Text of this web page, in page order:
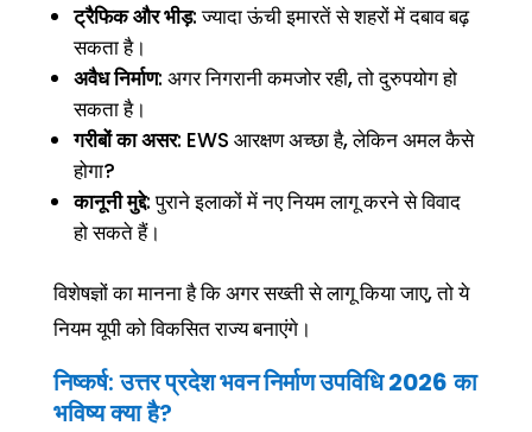
ट्रैफिक और भीड़: ज्यादा ऊंची इमारतें से शहरों में दबाव बढ़
सकता है।
अवैध निर्माण: अगर निगरानी कमजोर रही, तो दुरुपयोग हो
सकता है।
गरीबों का असर: EWS आरक्षण अच्छा है, लेकिन अमल कैसे
होगा?
कानूनी मुद्दे: पुराने इलाकों में नए नियम लागू करने से विवाद
हो सकते हैं।
विशेषज्ञों का मानना है कि अगर सख्ती से लागू किया जाए, तो ये
नियम यूपी को विकसित राज्य बनाएंगे।
निष्कर्ष:उत्तर प्रदेश भवन निर्माण उपविधि 2026का
भविष्य क्या है?